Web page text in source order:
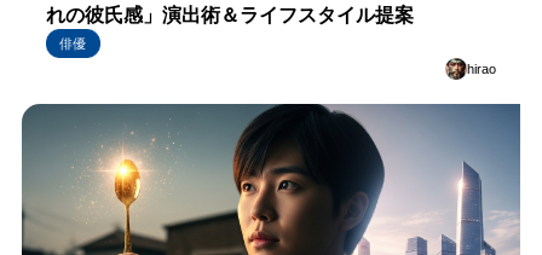
れの彼氏感」演出術＆ライフスタイル提案
俳優
hirao